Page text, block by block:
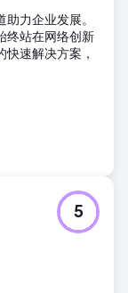
力企业发展。
终站在网络创新
速解决方案，
5